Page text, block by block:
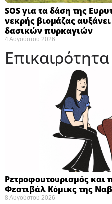
SOS για τα δάση της
νεκρής βιομάζας
δασικών πυρκαγιών
4 Αυγούστου 2026
Επικαιρότητα
Ρετροφουτουρισμός και
Φεστιβάλ Κόμικς της
8 Αυγούστου 2026